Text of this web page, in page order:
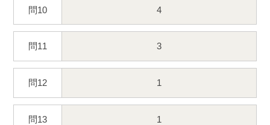
問10 4
問11 3
問12 1
問13 1